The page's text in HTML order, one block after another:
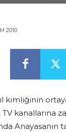
2010
kimliğinin
TV